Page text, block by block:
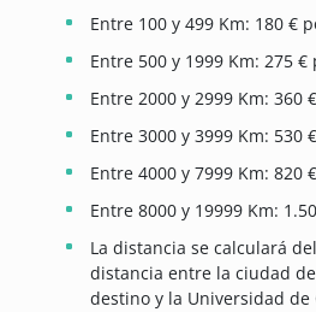
Entre 100 y 499 Km: 180 €
Entre 500 y 1999 Km: 275
Entre 2000 y 2999 Km: 360
Entre 3000 y 3999 Km: 530
Entre 4000 y 7999 Km: 820
Entre 8000 y 19999 Km:
La distancia se calculará
distancia entre la ciudad
destino y la Universidad de